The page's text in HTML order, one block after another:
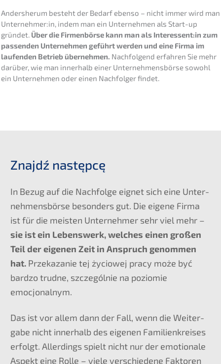
Anders­her­um besteht der Bedarf ebenso – nicht immer wird man
Unternehmer:in, indem man ein Unter­neh­men als Start-up
gründet. Über die Firmen­bör­se kann man als Interessent:in zum
passen­den Unter­neh­men geführt werden und eine Firma im
laufen­den Betrieb überneh­men. Nachfol­gend erfah­ren Sie mehr
darüber, wie man inner­halb einer Unter­neh­mens­bör­se sowohl
ein Unter­neh­men oder einen Nachfol­ger findet.
Znajdź następ­cę
In Bezug auf die Nachfol­ge eignet sich eine Unter­
neh­mens­bör­se beson­ders gut. Die eigene Firma
ist für die meisten Unter­neh­mer sehr viel mehr –
sie ist ein Lebens­werk, welches einen großen
Teil der eigenen Zeit in Anspruch genom­men
hat. Przeka­za­nie tej życio­wej pracy może być
bardzo trudne, szcze­gól­nie na pozio­mie
emocjonalnym.
Das ist vor allem dann der Fall, wenn die Weiter­
ga­be nicht inner­halb des eigenen Famili­en­krei­ses
erfolgt. Aller­dings spielt nicht nur der emotio­na­le
Aspekt eine Rolle – viele verschie­de­ne Fakto­ren